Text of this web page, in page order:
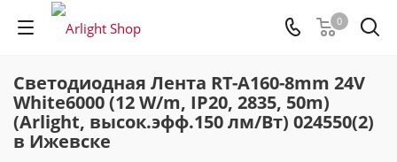
0
Светодиодная Лента RT-A160-8mm 24V
White6000 (12 W/m, IP20, 2835, 50m)
(Arlight, высок.эфф.150 лм/Вт) 024550(2)
в Ижевске